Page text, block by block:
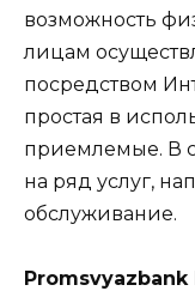
возможность
лицам
посредством
простая в
приемлемые. В
на ряд услуг,
обслуживание.
Promsvyazbank